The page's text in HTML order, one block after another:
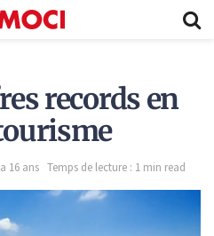
records en
16 ans Temps de lecture : 1 min read